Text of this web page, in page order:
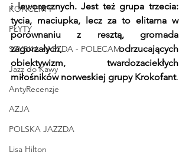
KONCERTY
PŁYTY
SZYBKA JAZZDA - POLECAM
Jazz do Kawy
AntyRecenzje
AZJA
POLSKA JAZZDA
Lisa Hilton
i leworęcznych. Jest też grupa trzecia:
tycia, maciupka, lecz za to elitarna w
porównaniu z resztą, gromada
zagorzałych, odrzucających
obiektywizm, twardozaciekłych
miłośników norweskiej grupy Krokofant